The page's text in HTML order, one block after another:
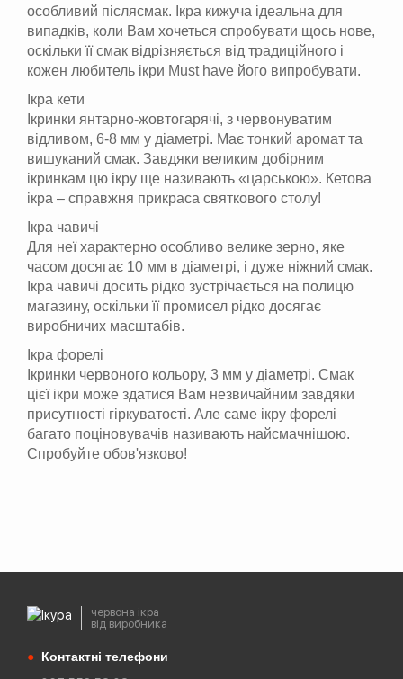
особливий післясмак. Ікра кижуча ідеальна для
випадків, коли Вам хочеться спробувати щось нове,
оскільки її смак відрізняється від традиційного і
кожен любитель ікри Must have його випробувати.
Ікра кети
Ікринки янтарно-жовтогарячі, з червонуватим
відливом, 6-8 мм у діаметрі. Має тонкий аромат та
вишуканий смак. Завдяки великим добірним
ікринкам цю ікру ще називають «царською». Кетова
ікра – справжня прикраса святкового столу!
Ікра чавичі
Для неї характерно особливо велике зерно, яке
часом досягає 10 мм в діаметрі, і дуже ніжний смак.
Ікра чавичі досить рідко зустрічається на полицю
магазину, оскільки її промисел рідко досягає
виробничих масштабів.
Ікра форелі
Ікринки червоного кольору, 3 мм у діаметрі. Смак
цієї ікри може здатися Вам незвичайним завдяки
присутності гіркуватості. Але саме ікру форелі
багато поціновувачів називають найсмачнішою.
Спробуйте обов'язково!
червона ікра
від виробника
● Контактні телефони